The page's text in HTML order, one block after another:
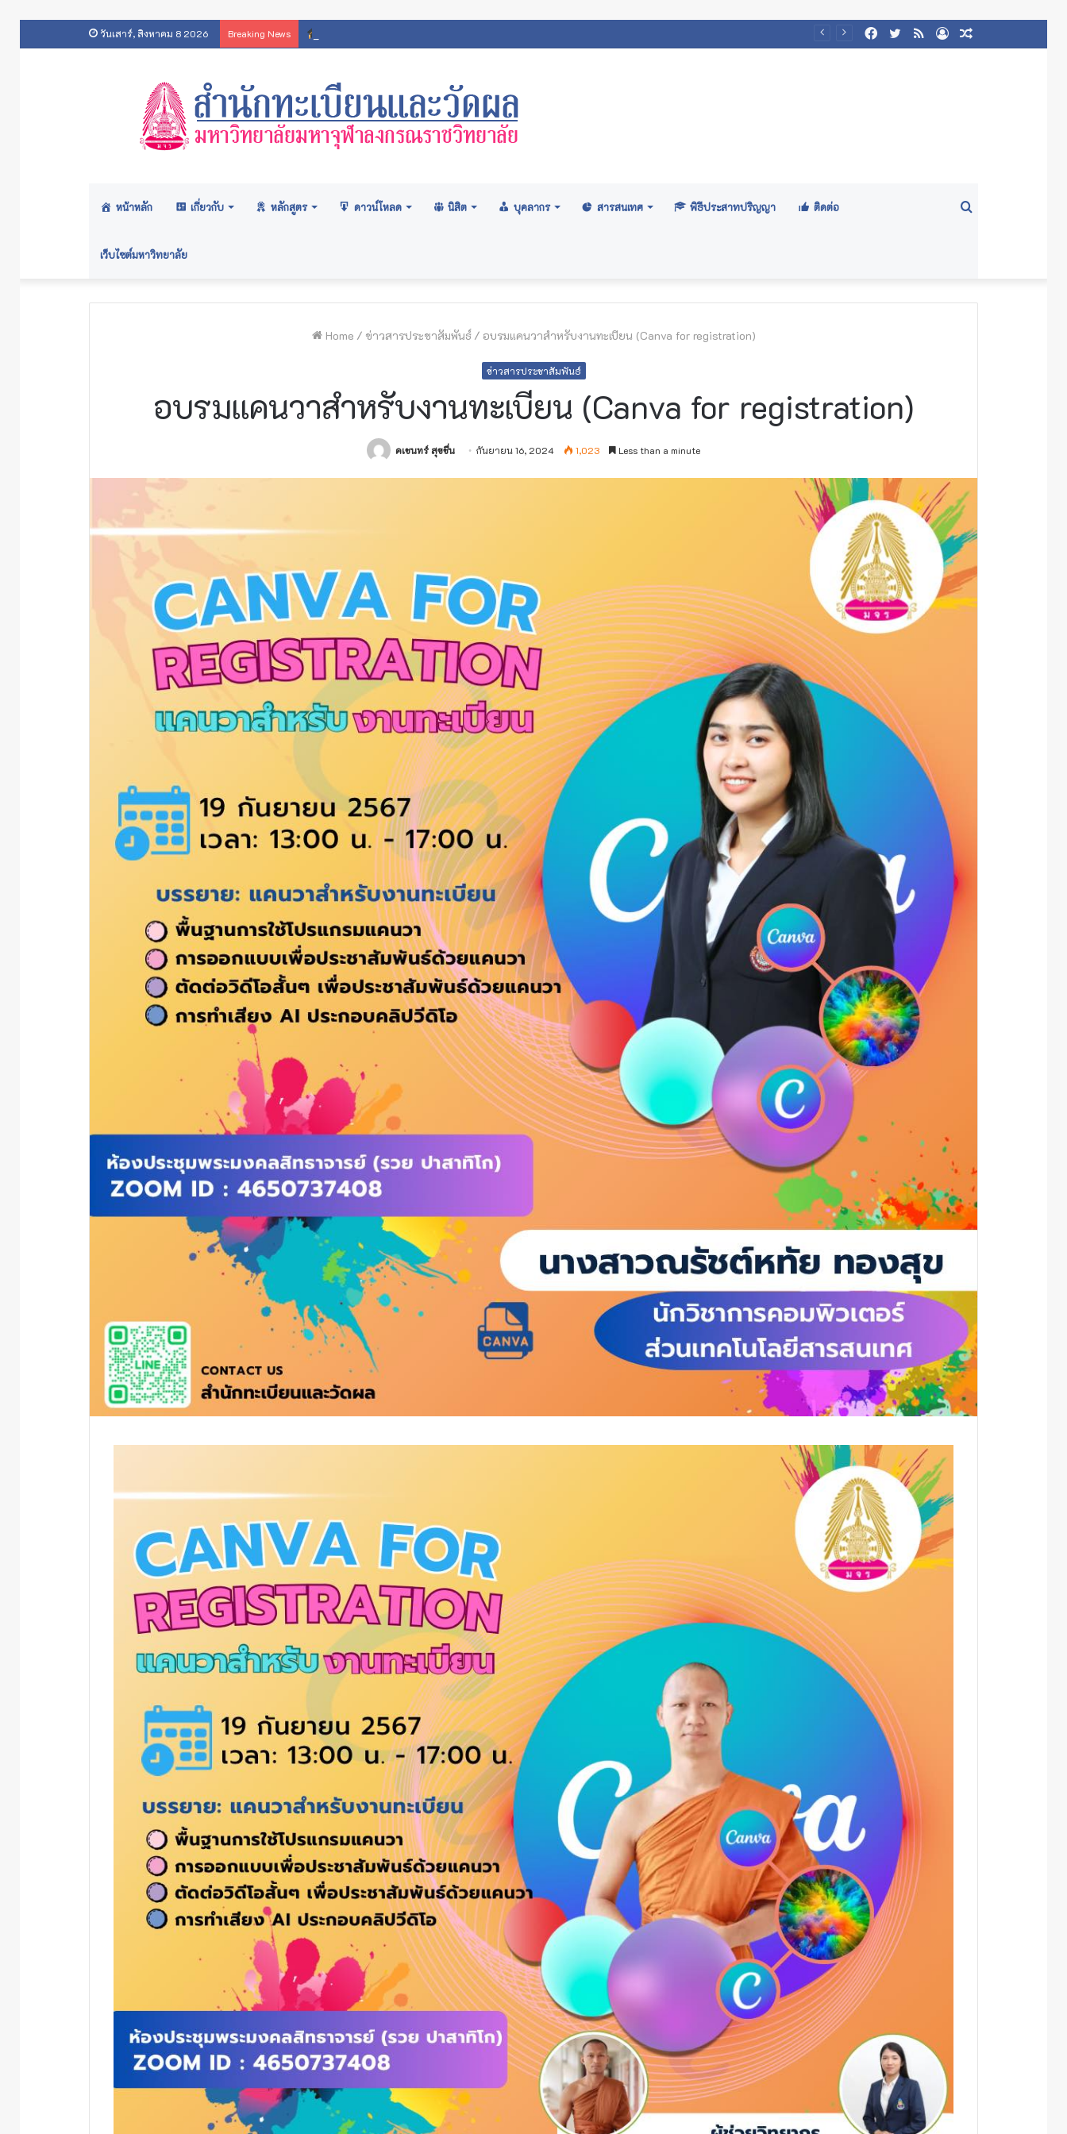
วันเสาร์, สิงหาคม 8 2026 Breaking News
Log
RSS
Twitter
Facebook
หน้าหลัก เกี่ยวกับ หลักสูตร ดาวน์โหลด นิสิต บุคลากร สารสนเทศ พิธีประสาทปริญญา ติดต่อ
เว็บไซต์มหาวิทยาลัย
Home / ข่าวสารประชาสัมพันธ์ / อบรมแคนวาสำหรับงานทะเบียน (Canva for registration)
ข่าวสารประชาสัมพันธ์
อบรมแคนวาสำหรับงานทะเบียน (Canva for registration)
คเชนทร์ สุขชื่น กันยายน 16, 2024 1,023 Less than a minute